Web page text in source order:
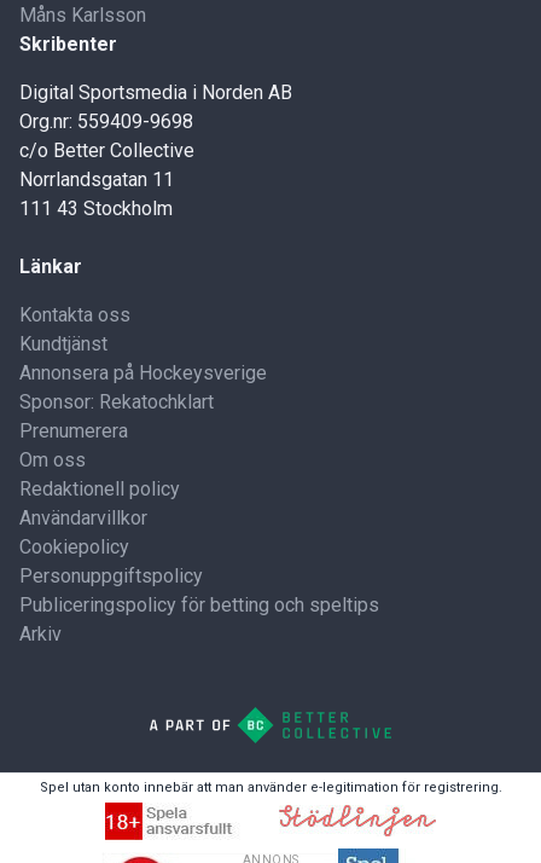
ANNONS
Måns Karlsson
Skribenter
Digital Sportsmedia i Norden AB
Org.nr: 559409-9698
c/o Better Collective
Norrlandsgatan 11
111 43 Stockholm
Länkar
Kontakta oss
Kundtjänst
Annonsera på Hockeysverige
Sponsor: Rekatochklart
Prenumerera
Om oss
Redaktionell policy
Användarvillkor
Cookiepolicy
Personuppgiftspolicy
Publiceringspolicy för betting och speltips
Arkiv
Spel utan konto innebär att man använder e-legitimation för registrering.